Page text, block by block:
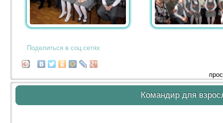
Поделиться в соц.сетях
Командир для